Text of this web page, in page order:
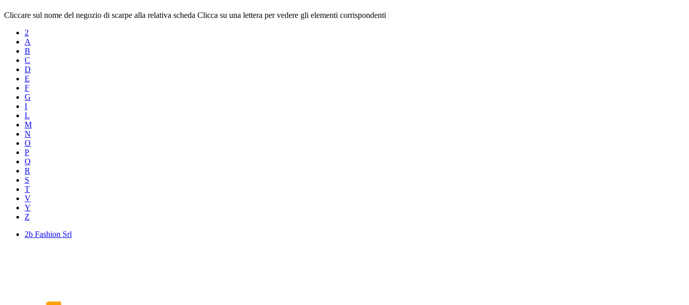
Cliccare sul nome del negozio di scarpe alla relativa scheda Clicca su una lettera per vedere gli elementi corrispondenti
2
A
B
C
D
E
F
G
I
L
M
N
O
P
Q
R
S
T
V
Y
Z
2b Fashion Srl